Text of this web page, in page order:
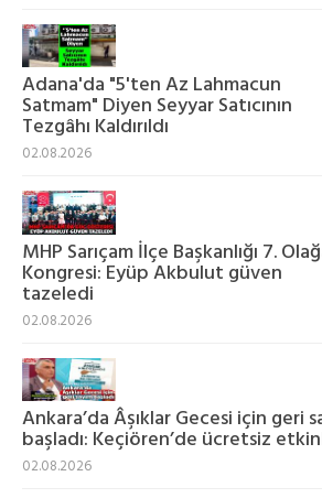
Adana'da "5'ten Az Lahmacun
Satmam" Diyen Seyyar Satıcının
Tezgâhı Kaldırıldı
02.08.2026
MHP Sarıçam İlçe Başkanlığı 7.
Kongresi: Eyüp Akbulut güven
tazeledi
02.08.2026
Ankara’da Âşıklar Gecesi için geri
başladı: Keçiören’de ücretsiz
02.08.2026